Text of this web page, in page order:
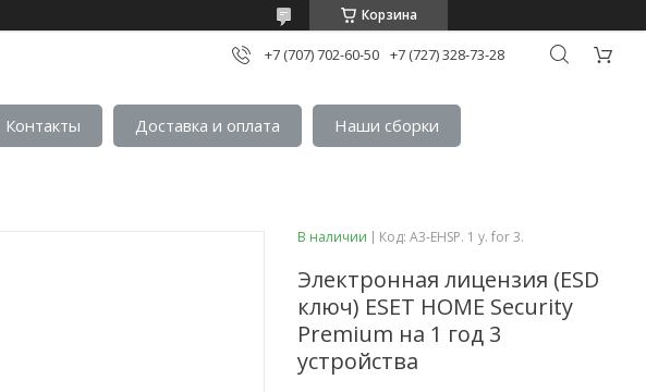
Корзина
+7 (707) 702-60-50 +7 (727) 328-73-28
Контакты Доставка и оплата Наши сборки
В наличии Код: A3-EHSP. 1 y. for 3.
Электронная лицензия (ESD
ключ) ESET HOME Security
Premium на 1 год 3
устройства